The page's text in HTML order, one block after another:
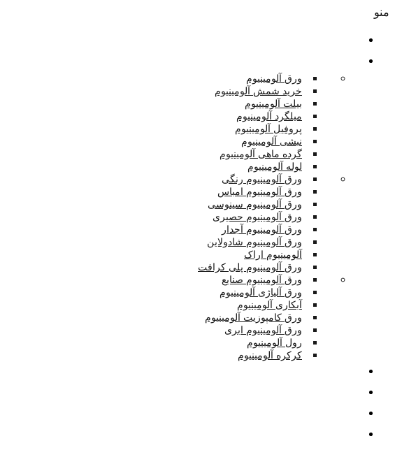
منو
ورق آلومینیوم
خرید شمش آلومینیوم
بیلت آلومینیوم
میلگرد آلومینیوم
پروفیل آلومینیوم
نبشی آلومینیوم
گرده ماهی آلومینیوم
لوله آلومینیوم
ورق آلومینیوم رنگی
ورق آلومینیوم امباس
ورق آلومینیوم سینوسی
ورق آلومینیوم حصیری
ورق آلومینیوم آجدار
ورق آلومینیوم شادولاین
آلومینیوم اراک
ورق آلومینیوم پلی کرافت
ورق آلومینیوم صنایع
ورق آلیاژی آلومینیوم
آبکاری آلومینیوم
ورق کامپوزیت آلومینیوم
ورق آلومینیوم ابری
رول آلومینیوم
کرکره آلومینیوم